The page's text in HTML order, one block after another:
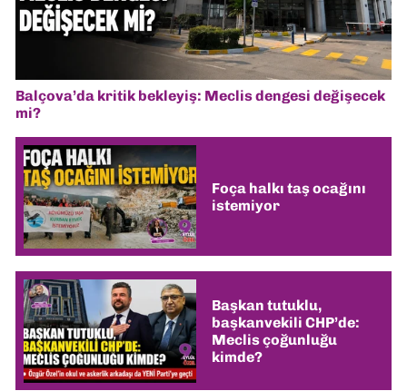
Balçova’da kritik bekleyiş: Meclis dengesi değişecek
mi?
Foça halkı taş ocağını
istemiyor
Başkan tutuklu,
başkanvekili CHP’de:
Meclis çoğunluğu
kimde?